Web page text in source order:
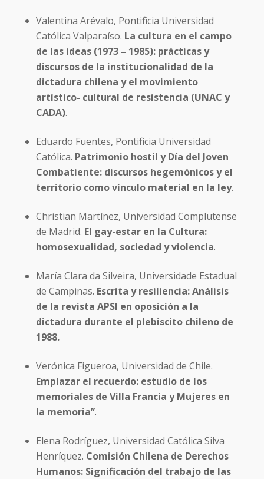
Valentina Arévalo, Pontificia Universidad
Católica Valparaíso. La cultura en el campo
de las ideas (1973 – 1985): prácticas y
discursos de la institucionalidad de la
dictadura chilena y el movimiento
artístico- cultural de resistencia (UNAC y
CADA).
Eduardo Fuentes, Pontificia Universidad
Católica. Patrimonio hostil y Día del Joven
Combatiente: discursos hegemónicos y el
territorio como vínculo material en la ley.
Christian Martínez, Universidad Complutense
de Madrid. El gay-estar en la Cultura:
homosexualidad, sociedad y violencia.
María Clara da Silveira, Universidade Estadual
de Campinas. Escrita y resiliencia: Análisis
de la revista APSI en oposición a la
dictadura durante el plebiscito chileno de
1988.
Verónica Figueroa, Universidad de Chile.
Emplazar el recuerdo: estudio de los
memoriales de Villa Francia y Mujeres en
la memoria”.
Elena Rodríguez, Universidad Católica Silva
Henríquez. Comisión Chilena de Derechos
Humanos: Significación del trabajo de las